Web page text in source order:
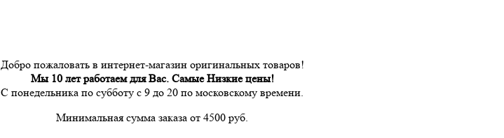
Добро пожаловать в интернет-магазин оригинальных товаров!
Мы 10 лет работаем для Вас. Самые Низкие цены!
С понедельника по субботу с 9 до 20 по московскому времени.
Минимальная сумма заказа от 4500 руб.